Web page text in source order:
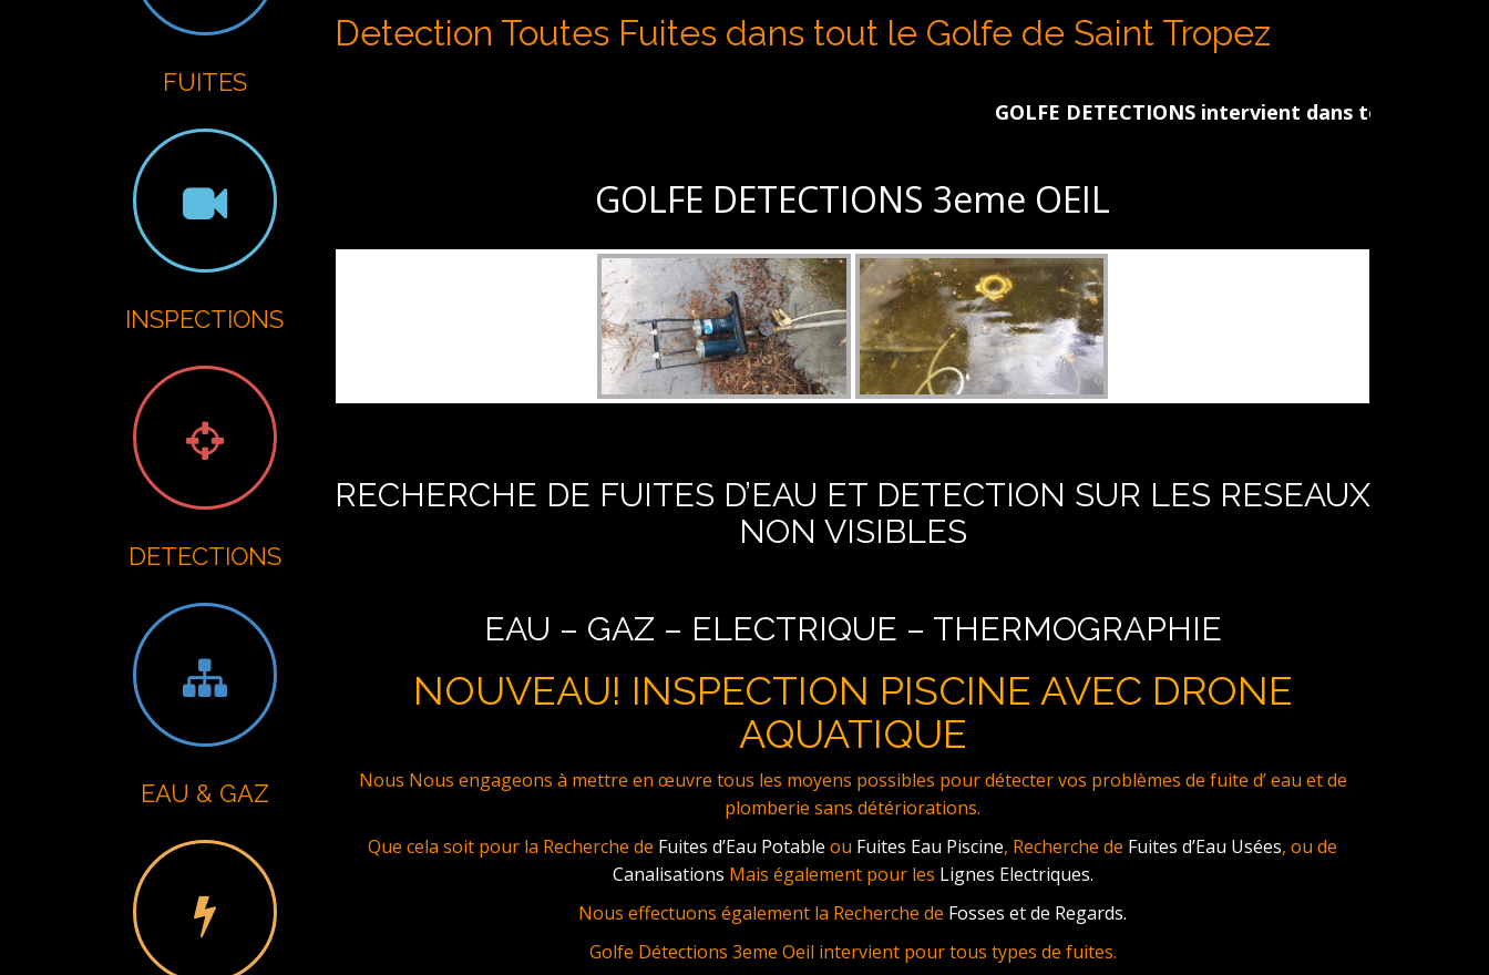
G N
Detection Toutes Fuites dans tout le Golfe de Saint Tropez
GOLFE DETECTIONS intervient dans tout le Golfe de
GOLFE DETECTIONS 3eme OEIL
RECHERCHE DE FUITES D’EAU ET DETECTION SUR LES RESEAUX
NON VISIBLES
EAU – GAZ – ELECTRIQUE – THERMOGRAPHIE
NOUVEAU! INSPECTION PISCINE AVEC DRONE
AQUATIQUE
Nous Nous engageons à mettre en œuvre tous les moyens possibles pour détecter vos problèmes de fuite d’ eau et de
plomberie sans détériorations.
Que cela soit pour la Recherche de Fuites d’Eau Potable ou Fuites Eau Piscine, Recherche de Fuites d’Eau Usées, ou de
Canalisations Mais également pour les Lignes Electriques.
Nous effectuons également la Recherche de Fosses et de Regards.
Golfe Détections 3eme Oeil intervient pour tous types de fuites.
FUITES
INSPECTIONS
DETECTIONS
EAU & GAZ